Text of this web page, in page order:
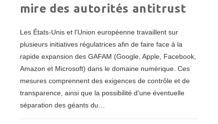
mire des autorités antitrust
Les États-Unis et l'Union européenne travaillent sur
plusieurs initiatives régulatrices afin de faire face à la
rapide expansion des GAFAM (Google, Apple, Facebook,
Amazon et Microsoft) dans le domaine numérique. Ces
mesures comprennent des exigences de contrôle et de
transparence, ainsi que la possibilité d'une éventuelle
séparation des géants du…